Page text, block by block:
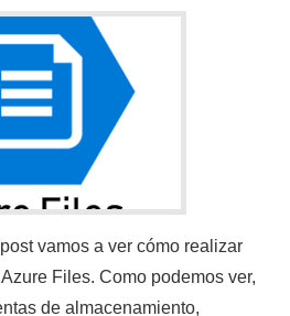
vamos a ver cómo realizar
Files. Como podemos ver,
de almacenamiento,